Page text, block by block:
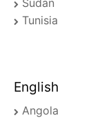
Tunisia
English
Angola